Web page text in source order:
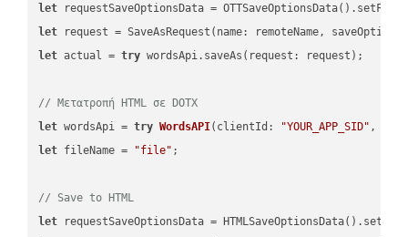
let requestSaveOptionsData =
let request = SaveAsRequest(name: remoteName,
let actual = try wordsApi.saveAs(request: request);
// Μετατροπή HTML σε DOTX
let wordsApi = try WordsAPI( clientId: "YOUR_APP_SID" ,
let fileName = "file" ;
// Save to HTML
let requestSaveOptionsData =